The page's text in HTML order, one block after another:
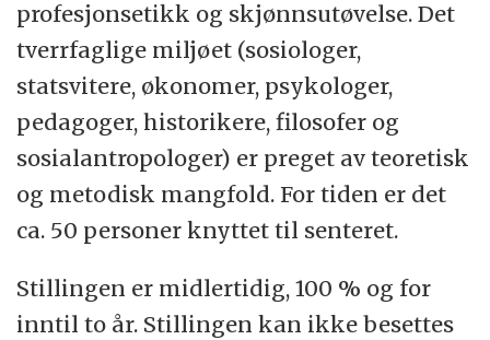
profesjonsetikk og skjønnsutøvelse. Det
tverrfaglige miljøet (sosiologer,
statsvitere, økonomer, psykologer,
pedagoger, historikere, filosofer og
sosialantropologer) er preget av teoretisk
og metodisk mangfold. For tiden er det
ca. 50 personer knyttet til senteret.
Stillingen er midlertidig, 100 % og for
inntil to år. Stillingen kan ikke besettes